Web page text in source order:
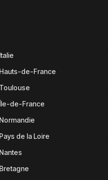
de-France
de-France
de la Loire